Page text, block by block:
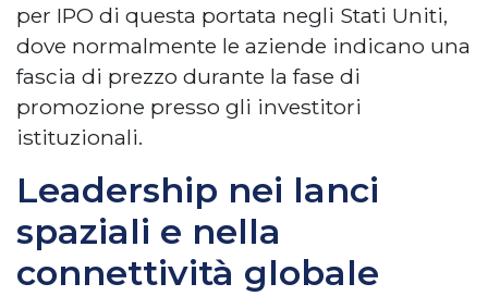
per IPO di questa portata negli Stati Uniti,
dove normalmente le aziende indicano una
fascia di prezzo durante la fase di
promozione presso gli investitori
istituzionali.
Leadership nei lanci
spaziali e nella
connettività globale